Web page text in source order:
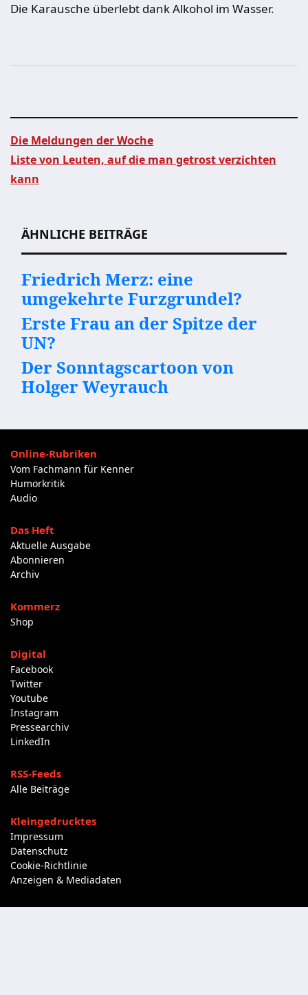
Die Karausche überlebt dank Alkohol im Wasser.
Beitragsnavigation
Die Meldungen der Woche
Liste von Leuten, auf die man getrost verzichten
kann
ÄHNLICHE BEITRÄGE
Friedrich Merz: eine
umgekehrte Furzgrundel?
Erste Frau an der Spitze der
UN?
Der Sonntagscartoon von
Holger Weyrauch
Online-Rubriken
Vom Fachmann für Kenner
Humorkritik
Audio
Das Heft
Aktuelle Ausgabe
Abonnieren
Archiv
Kommerz
Shop
Digital
Facebook
Twitter
Youtube
Instagram
Pressearchiv
LinkedIn
RSS-Feeds
Alle Beiträge
Kleingedrucktes
Impressum
Datenschutz
Cookie-Richtlinie
Anzeigen & Mediadaten